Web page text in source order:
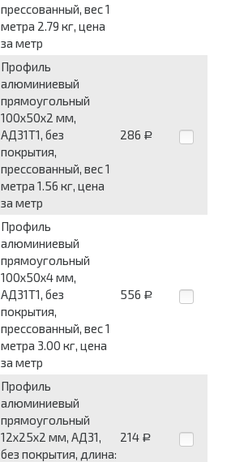
прессованный, вес 1
метра 2.79 кг, цена
за метр
Профиль
алюминиевый
прямоугольный
100x50x2 мм,
АД31Т1, без
покрытия,
прессованный, вес 1
метра 1.56 кг, цена
за метр
286 Р
Профиль
алюминиевый
прямоугольный
100x50x4 мм,
АД31Т1, без
покрытия,
прессованный, вес 1
метра 3.00 кг, цена
за метр
556 Р
Профиль
алюминиевый
прямоугольный
12x25x2 мм, АД31,
без покрытия, длина:
214 Р